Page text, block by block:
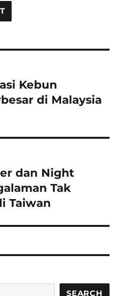
Kebun
di Malaysia
dan Night
Tak
Taiwan
SEARCH